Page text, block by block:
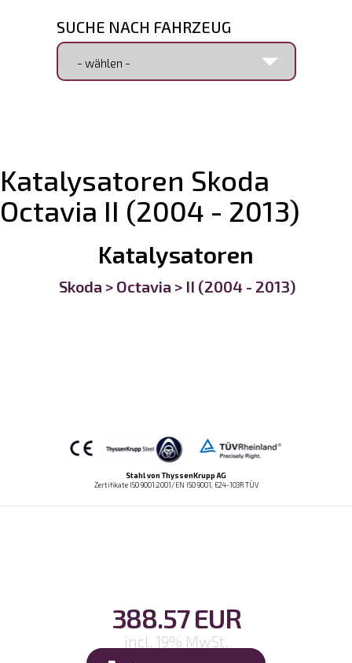
SUCHE NACH FAHRZEUG
Katalysatoren Skoda
Octavia II (2004 - 2013)
Katalysatoren
Skoda > Octavia > II (2004 - 2013)
388.57 EUR
incl. 19% MwSt.
Stahl von ThyssenKrupp AG
Zertifikate ISO 9001:2001/EN ISO 9001, E24-103R TÜV